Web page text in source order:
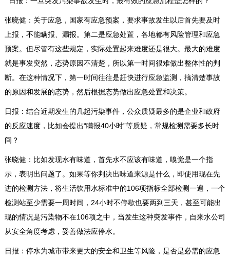
张晓健：关于应急，国家有应急预案，要求事故发生以后首先要及时
上报，不能瞒报、漏报。第二是应急处置，各地都有风险管理和应急
预案。但尽管有这些规定，实际处置起来难度还是很大。最大的难度
就是事发突然，态势原因不清楚，所以第一时间很难做出整体性的判
断。在这种情况下，第一时间往往是赶快进行应急监测，搞清楚事故
的原因和发展的态势，然后根据态势做出应急处置和决策。
日报：结合近期发生的几起污染事件，公众质疑最多的是企业和政府
的反应速度，比如会提出“瞒报40小时”等质疑，常规检测需要多长时
间？
张晓健：比如发现水有味道，首先水不应该有味道，嗅觉是一个指
示，表明出问题了。如果等你判决出味道来源是什么，即使用现在先
进的检测方法，将生活饮用水标准中的106项指标全部检测一遍，一个
检测站至少需要一周时间，24小时不停歇也要两到三天，甚至可能出
现的情况是污染物不在106项之中，当发生这种突发事件，自来水公司
从安全角度考虑，妥善做法应停水。
日报：停水为城市带来更大的安全和卫生等风险，是否是必需的应急